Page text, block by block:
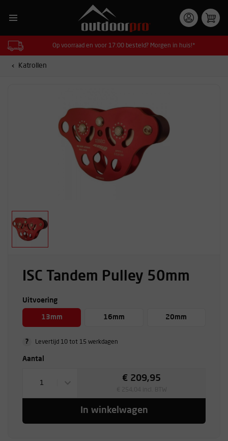
Op voorraad en voor 17:00 besteld? Morgen in huis!*
Katrollen
ISC Tandem Pulley 50mm
Uitvoering
13mm 16mm 20mm
? Levertijd 10 tot 15 werkdagen
Aantal
1
€ 209,95
In winkelwagen